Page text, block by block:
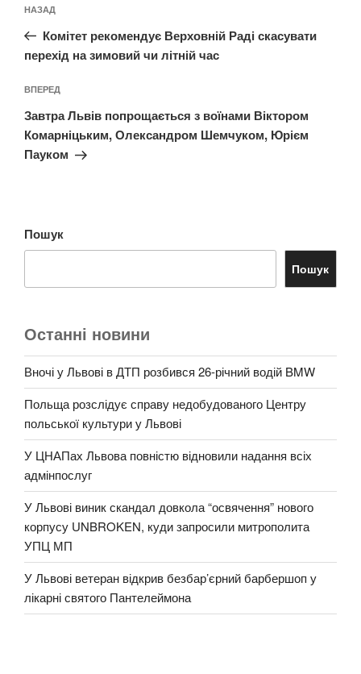
записів
Попередній
запис:
НАЗАД
Комітет рекомендує Верховній Раді скасувати
перехід на зимовий чи літній час
Наступний
запис
ВПЕРЕД
Завтра Львів попрощається з воїнами Віктором
Комарніцьким, Олександром Шемчуком, Юрієм
Пауком
Пошук
Пошук
Останні новини
Вночі у Львові в ДТП розбився 26-річний водій BMW
Польща розслідує справу недобудованого Центру
польської культури у Львові
У ЦНАПах Львова повністю відновили надання всіх
адмінпослуг
У Львові виник скандал довкола “освячення” нового
корпусу UNBROKEN, куди запросили митрополита
УПЦ МП
У Львові ветеран відкрив безбар’єрний барбершоп у
лікарні святого Пантелеймона